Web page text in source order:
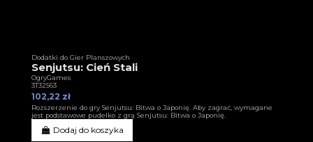
Dodatki do Gier Planszowych
Senjutsu: Cień Stali
OgryGames
3T32563
102,22 zł
Rozszerzenie do gry Senjutsu: Bitwa o Japonię. Aby zagrać, wymagane
jest podstawowe pudełko z grą Senjutsu: Bitwa o Japonię.
Dodaj do koszyka